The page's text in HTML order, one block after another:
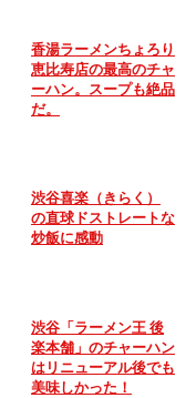
香湯ラーメンちょろり
恵比寿店の最高のチャ
ーハン。スープも絶品
だ。
渋谷喜楽（きらく）
の直球ドストレートな
炒飯に感動
渋谷「ラーメン王 後
楽本舗」のチャーハン
はリニューアル後でも
美味しかった！